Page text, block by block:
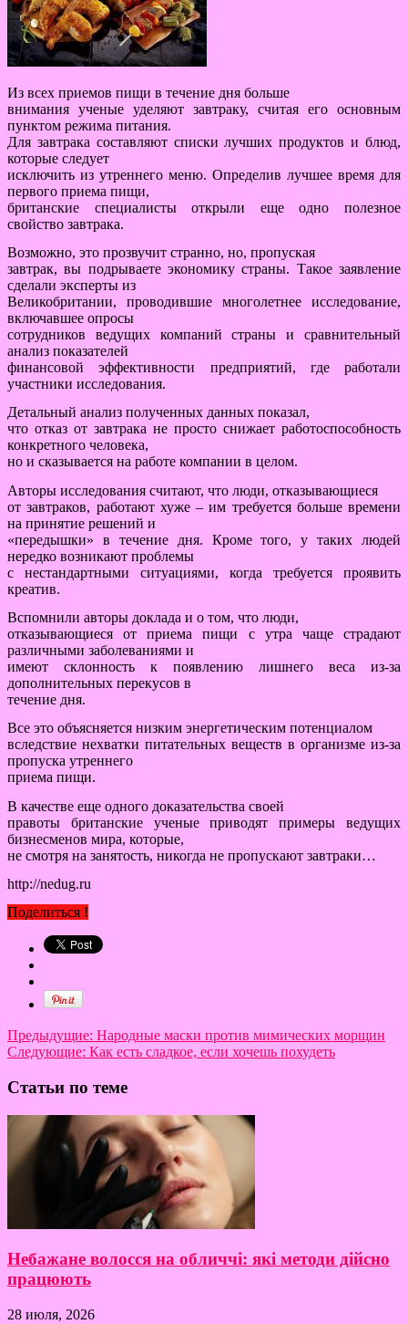
Из всех приемов пищи в течение дня больше
внимания ученые уделяют завтраку, считая его основным
пунктом режима питания.
Для завтрака составляют списки лучших продуктов и блюд,
которые следует
исключить из утреннего меню. Определив лучшее время для
первого приема пищи,
британские специалисты открыли еще одно полезное
свойство завтрака.
Возможно, это прозвучит странно, но, пропуская
завтрак, вы подрываете экономику страны. Такое заявление
сделали эксперты из
Великобритании, проводившие многолетнее исследование,
включавшее опросы
сотрудников ведущих компаний страны и сравнительный
анализ показателей
финансовой эффективности предприятий, где работали
участники исследования.
Детальный анализ полученных данных показал,
что отказ от завтрака не просто снижает работоспособность
конкретного человека,
но и сказывается на работе компании в целом.
Авторы исследования считают, что люди, отказывающиеся
от завтраков, работают хуже – им требуется больше времени
на принятие решений и
«передышки» в течение дня. Кроме того, у таких людей
нередко возникают проблемы
с нестандартными ситуациями, когда требуется проявить
креатив.
Вспомнили авторы доклада и о том, что люди,
отказывающиеся от приема пищи с утра чаще страдают
различными заболеваниями и
имеют склонность к появлению лишнего веса из-за
дополнительных перекусов в
течение дня.
Все это объясняется низким энергетическим потенциалом
вследствие нехватки питательных веществ в организме из-за
пропуска утреннего
приема пищи.
В качестве еще одного доказательства своей
правоты британские ученые приводят примеры ведущих
бизнесменов мира, которые,
не смотря на занятость, никогда не пропускают завтраки…
http://nedug.ru
Поделиться !
Предыдущие: Народные маски против мимических морщин
Следующие: Как есть сладкое, если хочешь похудеть
Статьи по теме
Небажане волосся на обличчі: які методи дійсно
працюють
28 июля, 2026